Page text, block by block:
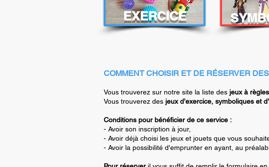
EXERCICE
COMMENT CHOISIR ET DE RÉSERVER
Vous trouverez sur notre site la liste des jeux à règles
Vous trouverez des jeux d’exercice, symboliques et
Conditions pour bénéficier de ce service :
- Avoir son inscription à jour,
- Avoir déjà choisi les jeux et jouets que vous
- Avoir la possibilité d'emprunter en ayant, au